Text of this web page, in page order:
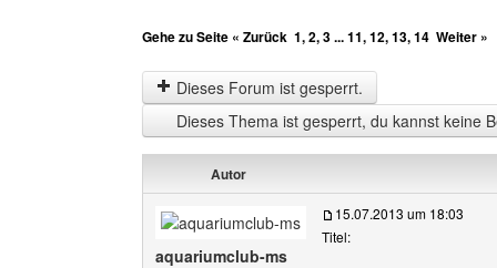
Gehe zu Seite « Zurück 1,2,3...11,12,13,14 Weiter »
Dieses Forum ist gesperrt.
Dieses Thema ist gesperrt, du kannst keine
Autor
aquariumclub-ms
15.07.2013 um 18:03
Titel: